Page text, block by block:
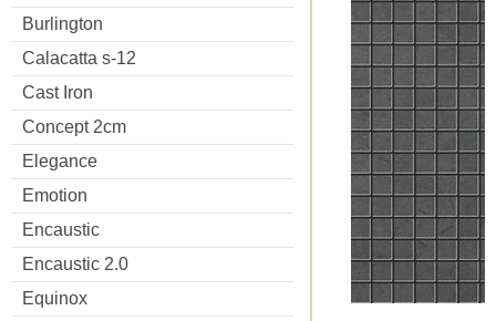
Burlington
Calacatta s-12
Cast Iron
Concept 2cm
Elegance
Emotion
Encaustic
Encaustic 2.0
Equinox